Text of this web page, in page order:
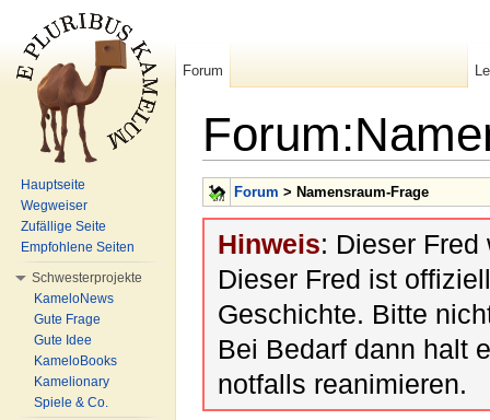
Forum > Namensraum-Frage
Hinweis: Dieser
Dieser Fred ist
Geschichte. Bitte
Bei Bedarf dann halt
notfalls reanimieren.
Forum
Hauptseite
Wegweiser
Zufällige Seite
Empfohlene Seiten
Schwesterprojekte
KameloNews
Gute Frage
Gute Idee
KameloBooks
Kamelionary
Spiele & Co.